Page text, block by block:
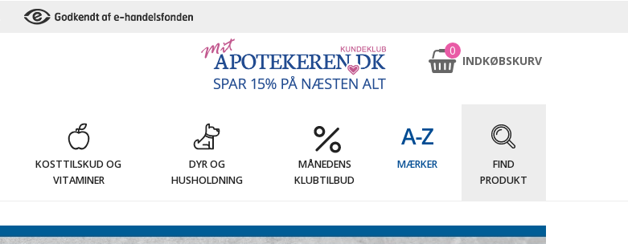
0
INDKØBSKURV
KOSTTILSKUD OG
VITAMINER
DYR OG
HUSHOLDNING
MÅNEDENS
KLUBTILBUD
MÆRKER
FIND
PRODUKT